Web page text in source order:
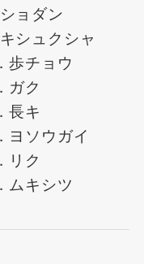
ョダン
シュクシャ
歩チョウ
ガク
長キ
ヨソウガイ
リク
ムキシツ